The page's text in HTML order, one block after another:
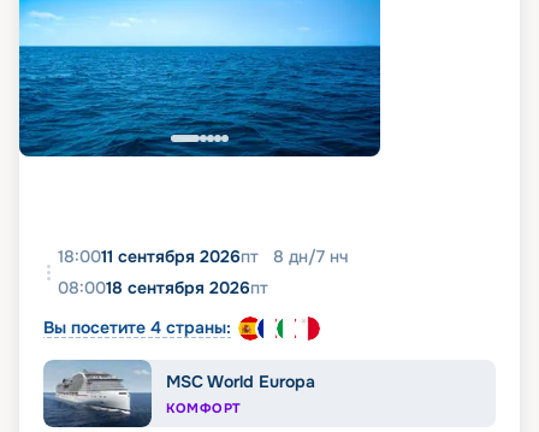
18:0011 сентября 2026пт 8 дн/7 нч
08:0018 сентября 2026пт
Вы посетите 4 страны:
MSC World Europa
КОМФОРТ